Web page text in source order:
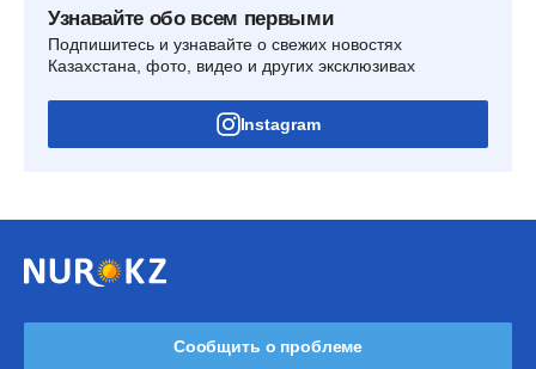
Узнавайте обо всем первыми
Подпишитесь и узнавайте о свежих новостях
Казахстана, фото, видео и других эксклюзивах
Instagram
Сообщить о проблеме